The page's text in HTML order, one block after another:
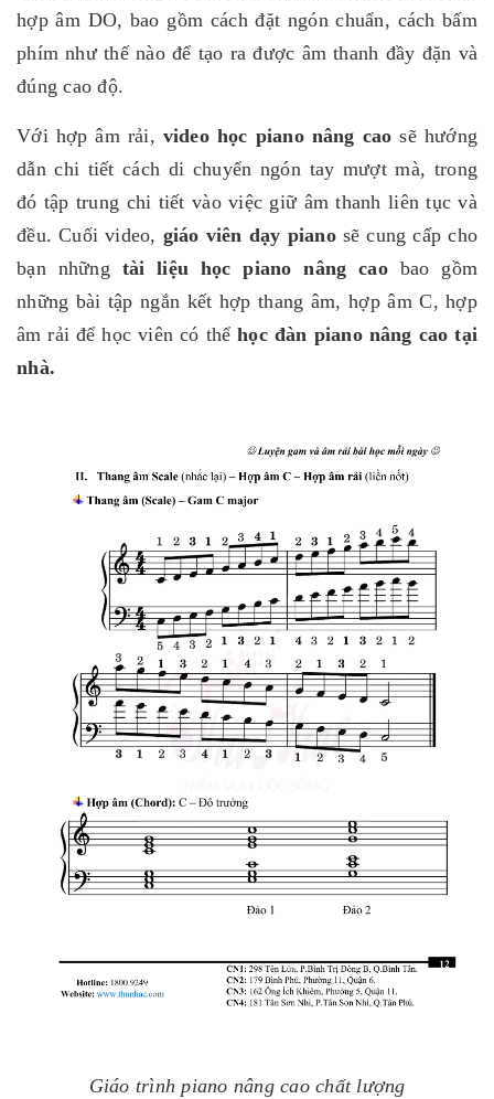
hợp âm DO, bao gồm cách đặt ngón chuẩn, cách bấm
phím như thế nào để tạo ra được âm thanh đầy đặn và
đúng cao độ.
Với hợp âm rải, video học piano nâng caosẽ hướng
dẫn chi tiết cách di chuyển ngón tay mượt mà, trong
đó tập trung chi tiết vào việc giữ âm thanh liên tục và
đều. Cuối video, giáo viên dạy pianosẽ cung cấp cho
bạn những tài liệu học piano nâng cao bao gồm
những bài tập ngắn kết hợp thang âm, hợp âm C, hợp
âm rải để học viên có thểhọc đàn piano nâng cao tại
nhà.
Giáo trình piano nâng cao chất lượng